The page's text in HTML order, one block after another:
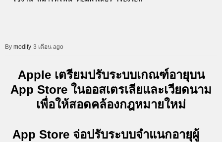
modify 3 เดือน ago
Apple เตรียมปรับระบบเกณฑ์อายุบน
App Store ในออสเตรเลียและเวียดนาม
เพื่อให้สอดคล้องกฎหมายใหม่
App Store จ่อปรับระบบจำแนกอายุผู้